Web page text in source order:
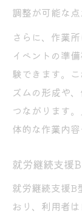
調整が可能な点
さらに、作業
イベントの準
験できます。
ズムの形成や
つながります
体的な作業内
就労継続支援
就労継続支援B
おり、利用者